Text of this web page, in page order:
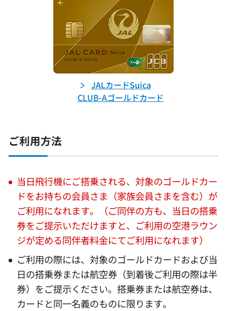
JALカードSuica
CLUB-Aゴールドカード
ご利用方法
当日飛行機にご搭乗される、対象のゴールドカー
ドをお持ちの会員さま（家族会員さまを含む）が
ご利用になれます。（ご同伴の方も、当日の搭乗
券をご提示いただけますと、ご利用の空港ラウン
ジが定める同伴者料金にてご利用になれます）
ご利用の際には、対象のゴールドカードおよび当
日の搭乗券または航空券（到着後ご利用の際は半
券）をご提示ください。搭乗券または航空券は、
カードと同一名義のものに限ります。